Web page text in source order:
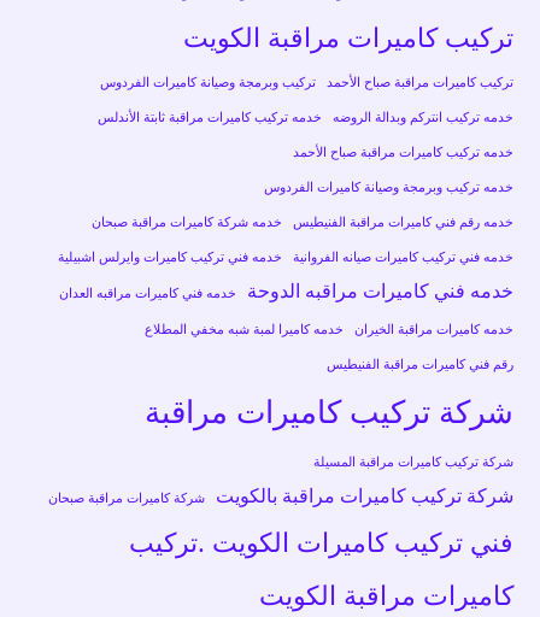
تركيب كاميرات مراقبة الكويت
تركيب كاميرات مراقبة صباح الأحمد تركيب وبرمجة وصيانة كاميرات الفردوس
خدمه تركيب انتركم وبدالة الروضه خدمه تركيب كاميرات مراقبة ثابتة الأندلس
خدمه تركيب كاميرات مراقبة صباح الأحمد
خدمه تركيب وبرمجة وصيانة كاميرات الفردوس
خدمه رقم فني كاميرات مراقبة الفنيطيس خدمه شركة كاميرات مراقبة صبحان
خدمه فني تركيب كاميرات صيانه الفروانية خدمه فني تركيب كاميرات وايرلس اشبيلية
خدمه فني كاميرات مراقبه الدوحة خدمه فني كاميرات مراقبه العدان
خدمه كاميرات مراقبة الخيران خدمه كاميرا لمبة شبه مخفي المطلاع
رقم فني كاميرات مراقبة الفنيطيس
شركة تركيب كاميرات مراقبة
شركة تركيب كاميرات مراقبة المسيلة
شركة تركيب كاميرات مراقبة بالكويت شركة كاميرات مراقبة صبحان
فني تركيب كاميرات الكويت .تركيب
كاميرات مراقبة الكويت